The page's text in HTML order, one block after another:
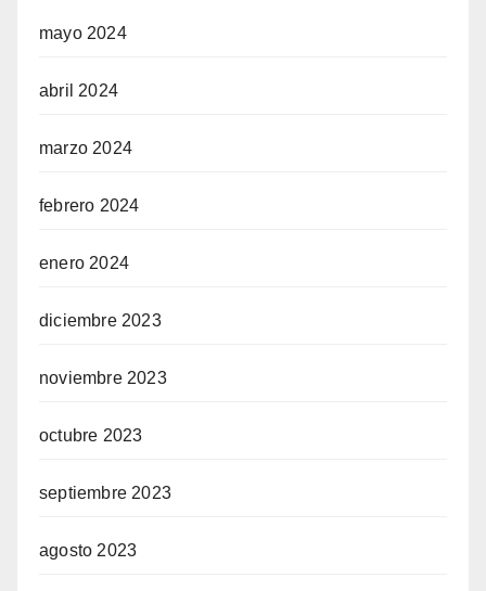
mayo 2024
abril 2024
marzo 2024
febrero 2024
enero 2024
diciembre 2023
noviembre 2023
octubre 2023
septiembre 2023
agosto 2023